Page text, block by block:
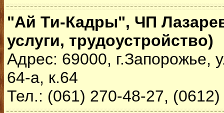
"Ай Ти-Кадры", ЧП
услуги, трудоустройство)
Адрес: 69000, г.Запорожье,
64-а, к.64
Тел.: (061) 270-48-27,